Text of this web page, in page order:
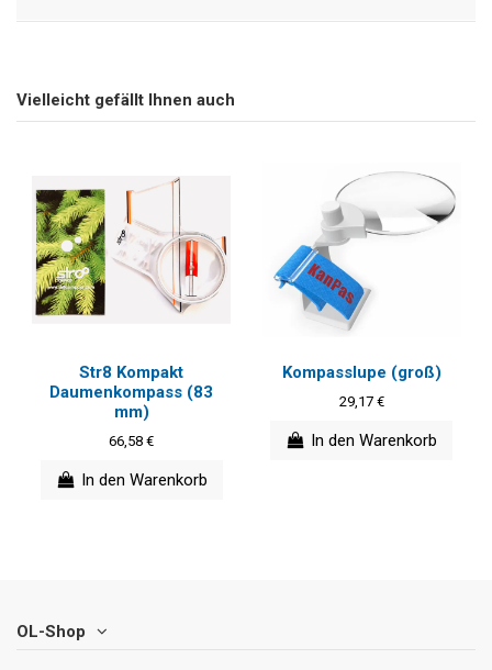
Vielleicht gefällt Ihnen auch
Str8 Kompakt
Daumenkompass (83
mm)
66,58 €
In den Warenkorb
Kompasslupe (groß)
29,17 €
In den Warenkorb
OL-Shop